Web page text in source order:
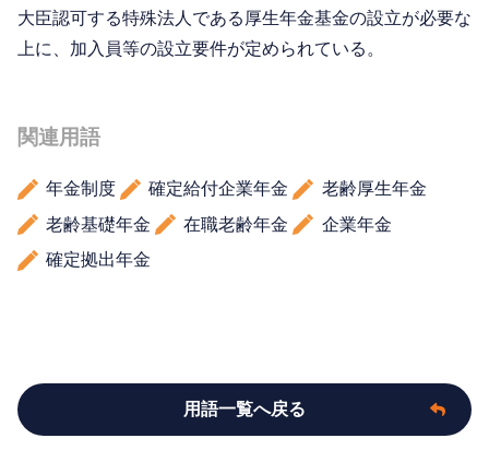
大臣認可する特殊法人である厚生年金基金の設立が必要な
上に、加入員等の設立要件が定められている。
関連用語
年金制度 確定給付企業年金
老齢厚生年金
老齢基礎年金
在職老齢年金
企業年金
確定拠出年金
用語一覧へ戻る